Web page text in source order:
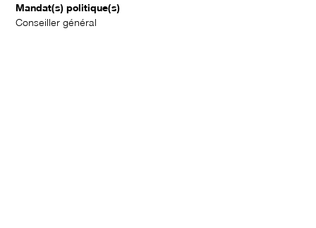
Mandat(s) politique(s)
Conseiller général